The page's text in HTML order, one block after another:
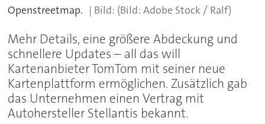
Openstreetmap.
(Bild: Adobe Stock / Ralf)
Mehr Details, eine größere Abdeckung und
schnellere Updates – all das will
Kartenanbieter TomTom mit seiner neue
Kartenplattform ermöglichen. Zusätzlich gab
das Unternehmen einen Vertrag mit
Autohersteller Stellantis bekannt.